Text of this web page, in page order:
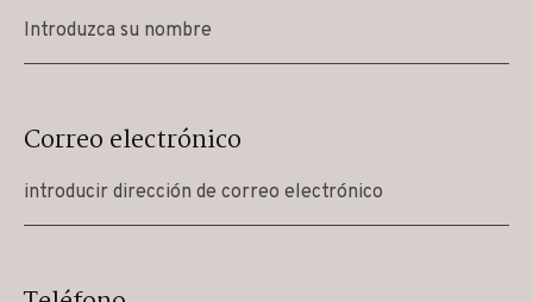
Correo electrónico